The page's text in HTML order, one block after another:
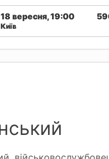
18 вересня, 19:00
Київ